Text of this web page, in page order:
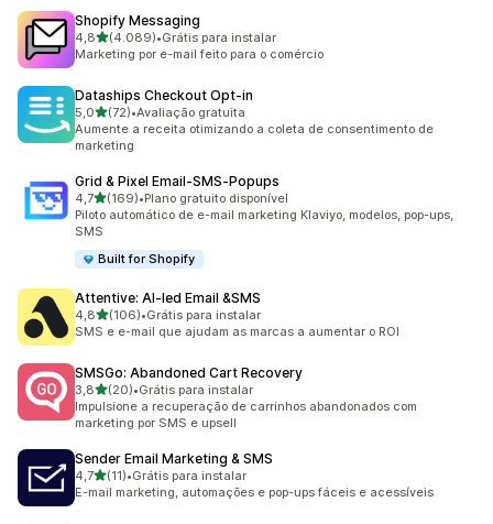
Shopify Messaging
4,8de 5 estrelas
(4.089)
4089 avaliações ao todo
•Grátis para instalar
Marketing por e-mail feito para o comércio
Dataships Checkout Opt‑in
5,0de 5 estrelas
(72)
72 avaliações ao todo
•Avaliação gratuita
Aumente a receita otimizando a coleta de consentimento de
marketing
Grid & Pixel Email‑SMS‑Popups
4,7de 5 estrelas
(169)
169 avaliações ao todo
•Plano gratuito disponível
Piloto automático de e-mail marketing Klaviyo, modelos, pop-ups,
SMS
Built for Shopify
Attentive: AI‑led Email &SMS
4,8de 5 estrelas
(106)
106 avaliações ao todo
•Grátis para instalar
SMS e e-mail que ajudam as marcas a aumentar o ROI
SMSGo: Abandoned Cart Recovery
3,8de 5 estrelas
(20)
20 avaliações ao todo
•Grátis para instalar
Impulsione a recuperação de carrinhos abandonados com
marketing por SMS e upsell
Sender Email Marketing & SMS
4,7de 5 estrelas
(11)
11 avaliações ao todo
•Grátis para instalar
E-mail marketing, automações e pop-ups fáceis e acessíveis